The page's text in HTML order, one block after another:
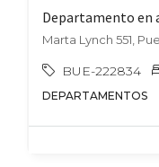
Marta Lynch 551,
BUE-222834
DEPARTAMENTOS